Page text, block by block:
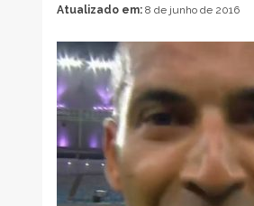
Atualizado em: 8 de junho de 2016